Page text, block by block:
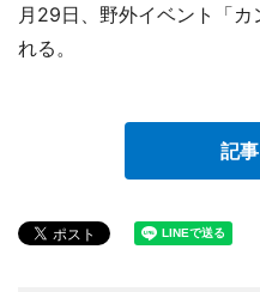
月29日、野外イベント「
れる。
記